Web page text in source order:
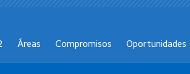
Áreas Compromisos Oportunidades